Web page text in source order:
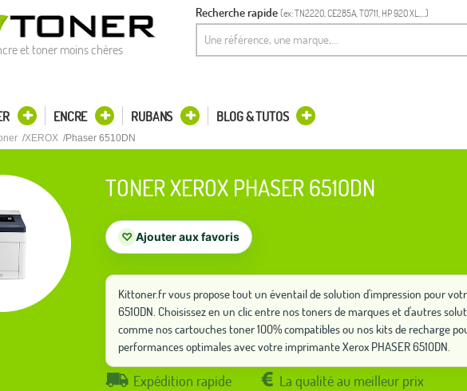
et toner moins chères
Recherche rapide (ex: TN2220, CE285A, T0711, HP 920 XL,...)
ENCRE RUBANS BLOG & TUTOS
XEROX Phaser 6510DN
TONER XEROX PHASER 6510DN
♡ Ajouter aux favoris
Kittoner.fr vous propose tout un éventail de solution d'impression pour
6510DN. Choisissez en un clic entre nos toners de marques et d'autres
comme nos cartouches toner 100% compatibles ou nos kits de recharge
performances optimales avec votre imprimante Xerox PHASER 6510DN.
Expédition rapide La qualité au meilleur prix